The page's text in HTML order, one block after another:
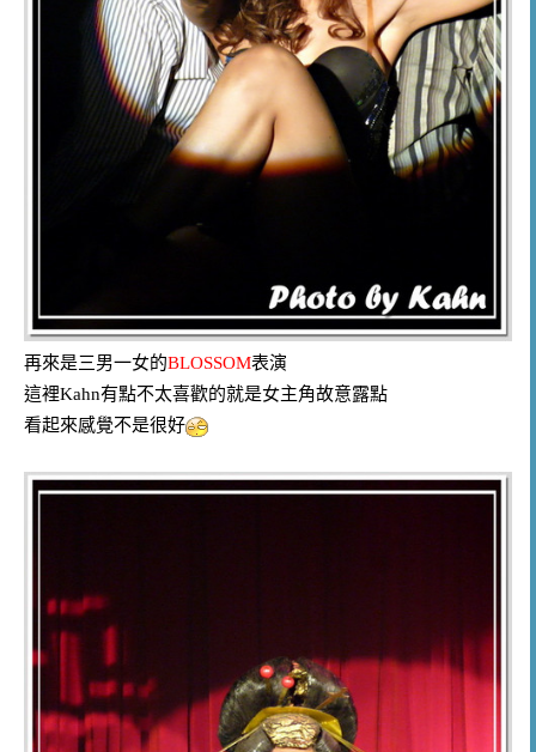
再來是三男一女的BLOSSOM表演
這裡Kahn有點不太喜歡的就是女主角故意露點
看起來感覺不是很好